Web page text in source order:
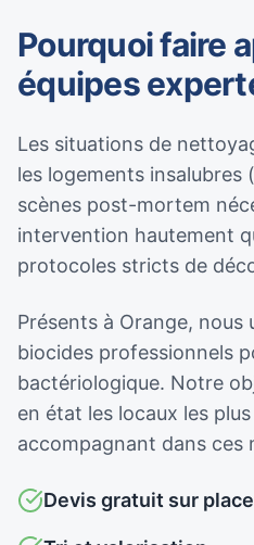
Pourquoi faire
équipes
Les situations de
les logements insalubres
scènes post-mortem
intervention hautement
protocoles stricts de
Présents à Orange,
biocides professionnels
bactériologique. Notre
en état les locaux les
accompagnant dans ces
Devis gratuit sur place